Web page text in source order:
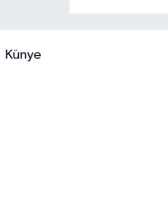
Künye